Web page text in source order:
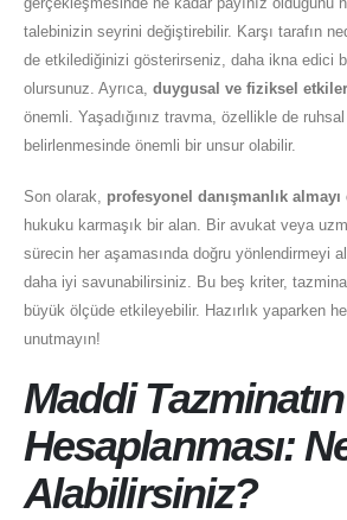
talebinizin seyrini değiştirebilir. Karşı tarafın
de etkilediğinizi gösterirseniz, daha ikna edici
olursunuz. Ayrıca, duygusal ve fiziksel
önemli. Yaşadığınız travma, özellikle de
belirlenmesinde önemli bir unsur olabilir.
Son olarak, profesyonel danışmanlık
hukuku karmaşık bir alan. Bir avukat veya
sürecin her aşamasında doğru yönlendirmeyi
daha iyi savunabilirsiniz. Bu beş kriter,
büyük ölçüde etkileyebilir. Hazırlık yaparken
unutmayın!
Maddi Tazminatın
Hesaplanması:
Alabilirsiniz?